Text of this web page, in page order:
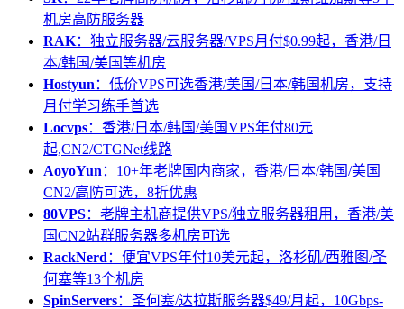
机房高防服务器
RAK：独立服务器/云服务器/VPS月付$0.99起，香港/日
本/韩国/美国等机房
Hostyun ：低价VPS可选香港/美国/日本/韩国机房，支持
月付学习练手首选
Locvps：香港/日本/韩国/美国VPS年付80元
起,CN2/CTGNet线路
AoyoYun ：10+年老牌国内商家，香港/日本/韩国/美国
CN2/高防可选，8折优惠
80VPS：老牌主机商提供VPS/独立服务器租用，香港/美
国CN2站群服务器多机房可选
RackNerd ：便宜VPS年付10美元起，洛杉矶/西雅图/圣
何塞等13个机房
SpinServers：圣何塞/达拉斯服务器$49/月起，10Gbps-